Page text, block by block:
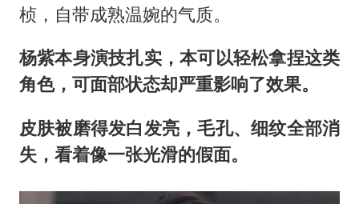
桢，自带成熟温婉的气质。
杨紫本身演技扎实，本可以轻松拿捏这类
角色，可面部状态却严重影响了效果。
皮肤被磨得发白发亮，毛孔、细纹全部消
失，看着像一张光滑的假面。